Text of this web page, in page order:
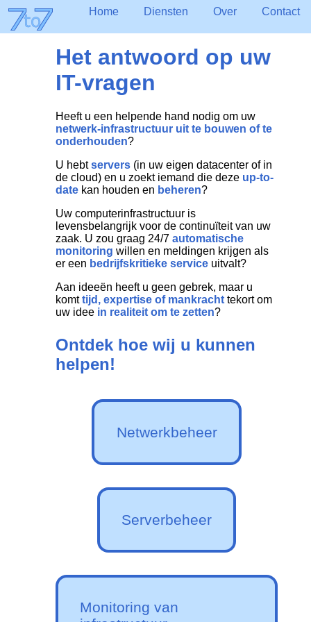
Home Diensten Over Contact
Het antwoord op uw
IT-vragen
Heeft u een helpende hand nodig om uw
netwerk-infrastructuur uit te bouwen of te
onderhouden?
U hebtservers (in uw eigen datacenter of in
de cloud) en u zoekt iemand die deze up-to-
date kan houden en beheren?
Uw computerinfrastructuur is
levensbelangrijk voor de continuïteit van uw
zaak. U zou graag 24/7 automatische
monitoring willen en meldingen krijgen als
er een bedrijfskritieke service uitvalt?
Aan ideeën heeft u geen gebrek, maar u
komttijd, expertise of mankracht tekort om
uw idee in realiteit om te zetten?
Ontdek hoe wij u kunnen
helpen!
Netwerkbeheer
Serverbeheer
Monitoring van